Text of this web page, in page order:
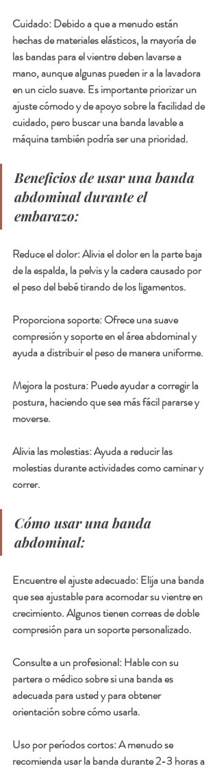
Cuidado: Debido a que a menudo están
hechas de materiales elásticos, la mayoría de
las bandas para el vientre deben lavarse a
mano, aunque algunas pueden ir a la lavadora
en un ciclo suave. Es importante priorizar un
ajuste cómodo y de apoyo sobre la facilidad de
cuidado, pero buscar una banda lavable a
máquina también podría ser una prioridad.
Beneficios de usar una banda
abdominal durante el
embarazo:
Reduce el dolor: Alivia el dolor en la parte baja
de la espalda, la pelvis y la cadera causado por
el peso del bebé tirando de los ligamentos.
Proporciona soporte: Ofrece una suave
compresión y soporte en el área abdominal y
ayuda a distribuir el peso de manera uniforme.
Mejora la postura: Puede ayudar a corregir la
postura, haciendo que sea más fácil pararse y
moverse.
Alivia las molestias: Ayuda a reducir las
molestias durante actividades como caminar y
correr.
Cómo usar una banda
abdominal:
Encuentre el ajuste adecuado: Elija una banda
que sea ajustable para acomodar su vientre en
crecimiento. Algunos tienen correas de doble
compresión para un soporte personalizado.
Consulte a un profesional: Hable con su
partera o médico sobre si una banda es
adecuada para usted y para obtener
orientación sobre cómo usarla.
Uso por períodos cortos: A menudo se
recomienda usar la banda durante 2-3 horas a